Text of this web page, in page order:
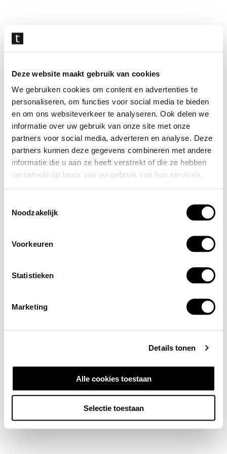
Deze website maakt gebruik van cookies
We gebruiken cookies om content en advertenties te
personaliseren, om functies voor social media te bieden
en om ons websiteverkeer te analyseren. Ook delen we
informatie over uw gebruik van onze site met onze
partners voor social media, adverteren en analyse. Deze
partners kunnen deze gegevens combineren met andere
informatie die u aan ze heeft verstrekt of die ze hebben
verzameld op basis van uw gebruik van hun services.
Noodzakelijk
Voorkeuren
Statistieken
Marketing
Details tonen
Alle cookies toestaan
Selectie toestaan
overslaan